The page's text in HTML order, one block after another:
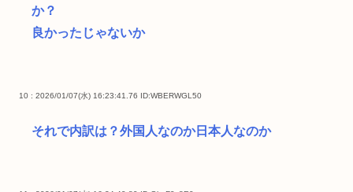
か？
良かったじゃないか
10 : 2026/01/07(水) 16:23:41.76 ID:WBERWGL50
それで内訳は？外国人なのか日本人なのか